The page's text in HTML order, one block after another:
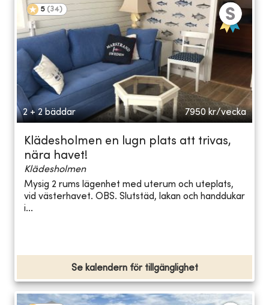
5 (34)
2 + 2 bäddar 7950 kr/vecka
Klädesholmen en lugn plats att trivas,
nära havet!
Klädesholmen
Mysig 2 rums lägenhet med uterum och uteplats,
vid västerhavet. OBS. Slutstäd, lakan och handdukar
i...
Se kalendern för tillgänglighet